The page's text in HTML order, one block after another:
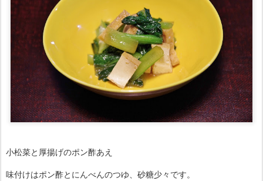
小松菜と厚揚げのポン酢あえ
味付けはポン酢とにんべんのつゆ、砂糖少々です。